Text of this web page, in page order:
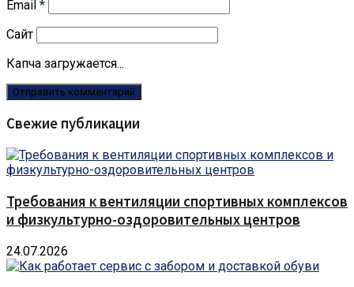
Email *
Сайт
Капча загружается...
Свежие публикации
Требования к вентиляции спортивных комплексов
и физкультурно-оздоровительных центров
24.07.2026